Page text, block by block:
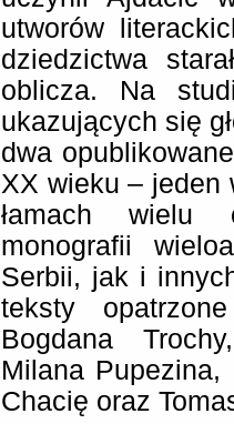
utworów
dziedzictwa
oblicza. Na
ukazujących się
dwa
XX wieku – jeden
łamach wielu
monografii
Serbii, jak i
teksty
Bogdana
Milana Pupezina,
Chacię oraz